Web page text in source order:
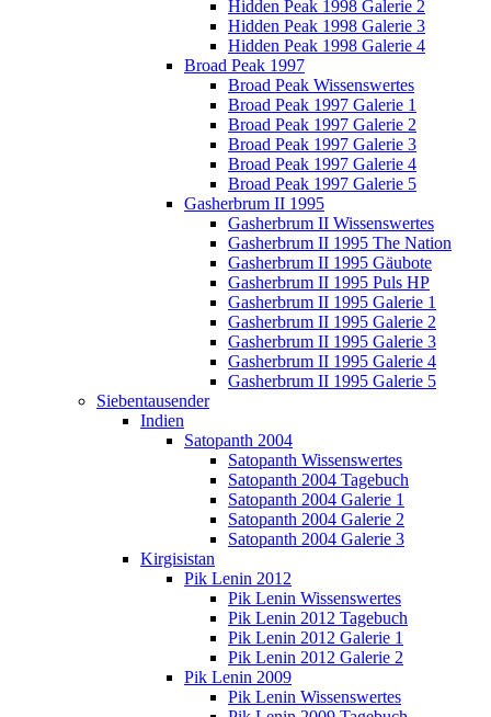
Hidden Peak 1998 Galerie 2
Hidden Peak 1998 Galerie 3
Hidden Peak 1998 Galerie 4
Broad Peak 1997
Broad Peak Wissenswertes
Broad Peak 1997 Galerie 1
Broad Peak 1997 Galerie 2
Broad Peak 1997 Galerie 3
Broad Peak 1997 Galerie 4
Broad Peak 1997 Galerie 5
Gasherbrum II 1995
Gasherbrum II Wissenswertes
Gasherbrum II 1995 The Nation
Gasherbrum II 1995 Gäubote
Gasherbrum II 1995 Puls HP
Gasherbrum II 1995 Galerie 1
Gasherbrum II 1995 Galerie 2
Gasherbrum II 1995 Galerie 3
Gasherbrum II 1995 Galerie 4
Gasherbrum II 1995 Galerie 5
Siebentausender
Indien
Satopanth 2004
Satopanth Wissenswertes
Satopanth 2004 Tagebuch
Satopanth 2004 Galerie 1
Satopanth 2004 Galerie 2
Satopanth 2004 Galerie 3
Kirgisistan
Pik Lenin 2012
Pik Lenin Wissenswertes
Pik Lenin 2012 Tagebuch
Pik Lenin 2012 Galerie 1
Pik Lenin 2012 Galerie 2
Pik Lenin 2009
Pik Lenin Wissenswertes